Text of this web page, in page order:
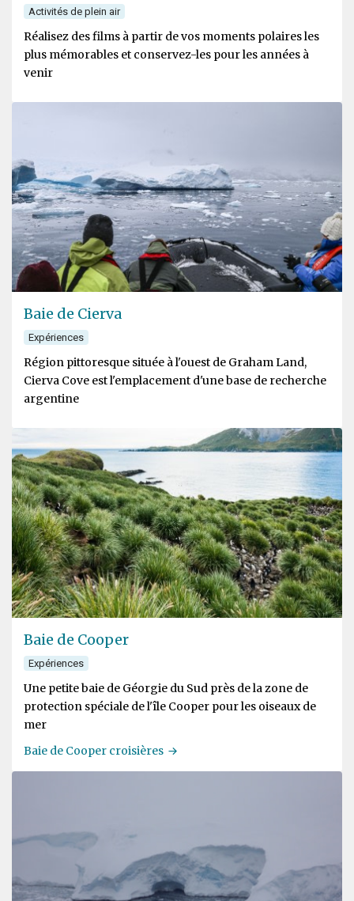
Activités de plein air
Réalisez des films à partir de vos moments polaires les
plus mémorables et conservez-les pour les années à
venir
Baie de Cierva
Expériences
Région pittoresque située à l'ouest de Graham Land,
Cierva Cove est l'emplacement d'une base de recherche
argentine
Baie de Cooper
Expériences
Une petite baie de Géorgie du Sud près de la zone de
protection spéciale de l'île Cooper pour les oiseaux de
mer
Baie de Cooper croisières